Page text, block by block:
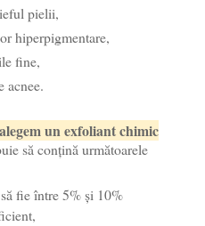
pielii,
hiperpigmentare,
fine,
acnee.
un exfoliant chimic
să conțină următoarele
fie între 5% și 10%